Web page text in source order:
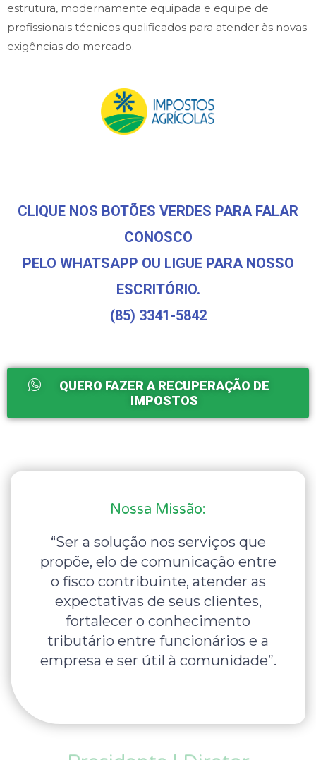
estrutura, modernamente equipada e equipe de
profissionais técnicos qualificados para atender às novas
exigências do mercado.
CLIQUE NOS BOTÕES VERDES PARA FALAR
CONOSCO
PELO WHATSAPP OU LIGUE PARA NOSSO
ESCRITÓRIO.
(85) 3341-5842
QUERO FAZER A RECUPERAÇÃO DE
IMPOSTOS
Nossa Missão:
“Ser a solução nos serviços que
propõe, elo de comunicação entre
o fisco contribuinte, atender as
expectativas de seus clientes,
fortalecer o conhecimento
tributário entre funcionários e a
empresa e ser útil à comunidade”.